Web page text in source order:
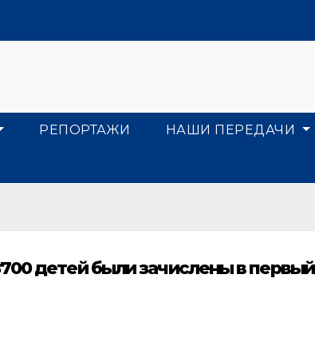
РЕПОРТАЖИ НАШИ ПЕРЕДАЧИ
детей были зачислены в первый